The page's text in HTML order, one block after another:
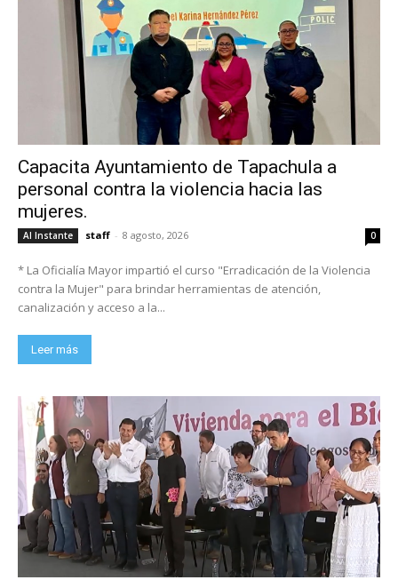
Capacita Ayuntamiento de Tapachula a
personal contra la violencia hacia las
mujeres.
Al Instante staff - 8 agosto, 2026 0
* La Oficialía Mayor impartió el curso "Erradicación de la Violencia
contra la Mujer" para brindar herramientas de atención,
canalización y acceso a la...
Leer más